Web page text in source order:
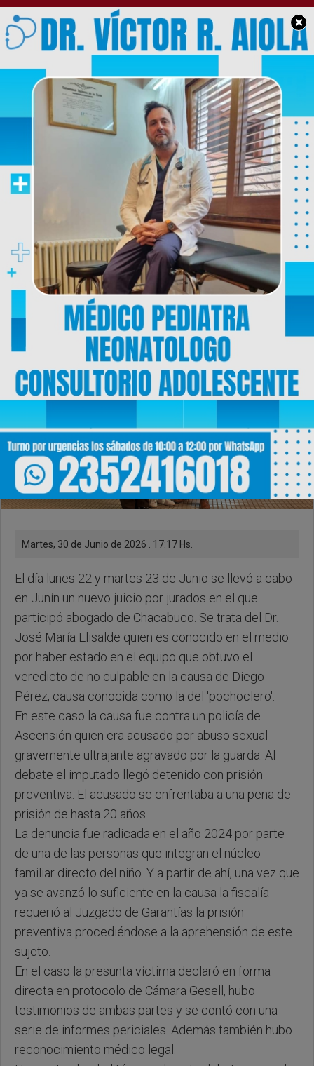
×
Un abogado de
Chacabuco logró
revertir un fallo muy
delicado en un jucio por
jurados
Martes, 30 de Junio de 2026 . 17:17 Hs.
El día lunes 22 y martes 23 de Junio se llevó a cabo
en Junín un nuevo juicio por jurados en el que
participó abogado de Chacabuco. Se trata del Dr.
José María Elisalde quien es conocido en el medio
por haber estado en el equipo que obtuvo el
veredicto de no culpable en la causa de Diego
Pérez, causa conocida como la del 'pochoclero'.
En este caso la causa fue contra un policía de
Ascensión quien era acusado por abuso sexual
gravemente ultrajante agravado por la guarda. Al
debate el imputado llegó detenido con prisión
preventiva. El acusado se enfrentaba a una pena de
prisión de hasta 20 años.
La denuncia fue radicada en el año 2024 por parte
de una de las personas que integran el núcleo
familiar directo del niño. Y a partir de ahí, una vez que
ya se avanzó lo suficiente en la causa la fiscalía
requerió al Juzgado de Garantías la prisión
preventiva procediéndose a la aprehensión de este
sujeto.
En el caso la presunta víctima declaró en forma
directa en protocolo de Cámara Gesell, hubo
testimonios de ambas partes y se contó con una
serie de informes periciales .Además también hubo
reconocimiento médico legal.